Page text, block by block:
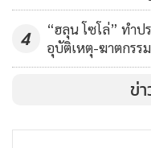
4
“ฮลุน โซโล่” ทำป
อุบัติเหตุ-ฆาตกรรม
ข่